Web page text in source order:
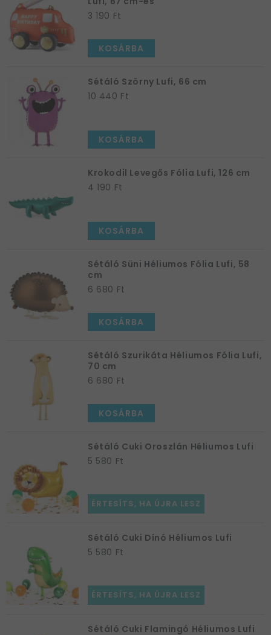
3 190 Ft
KOSÁRBA
Sétáló Szörny Lufi, 66 cm
10 440 Ft
KOSÁRBA
Krokodil Levegős Fólia Lufi, 126 cm
4 190 Ft
KOSÁRBA
Sétáló Süni Héliumos Fólia Lufi, 58
cm
6 680 Ft
KOSÁRBA
Sétáló Szurikáta Héliumos Fólia Lufi,
70 cm
6 680 Ft
KOSÁRBA
Sétáló Cuki Oroszlán Héliumos Lufi
5 580 Ft
ÉRTESÍTS, HA ÚJRA LESZ
Sétáló Cuki Dínó Héliumos Lufi
5 580 Ft
ÉRTESÍTS, HA ÚJRA LESZ
Sétáló Cuki Flamingó Héliumos Lufi